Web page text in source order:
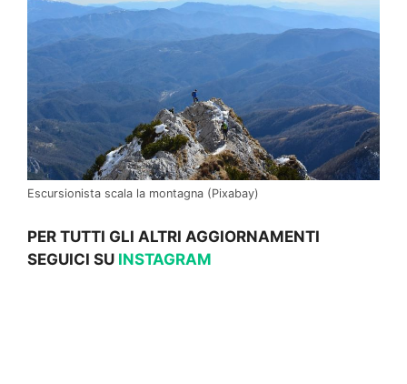
Escursionista scala la montagna (Pixabay)
PER TUTTI GLI ALTRI AGGIORNAMENTI
SEGUICI SU INSTAGRAM